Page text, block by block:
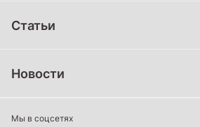
Дополнительное образование
Статьи
Новости
Мы в соцсетях